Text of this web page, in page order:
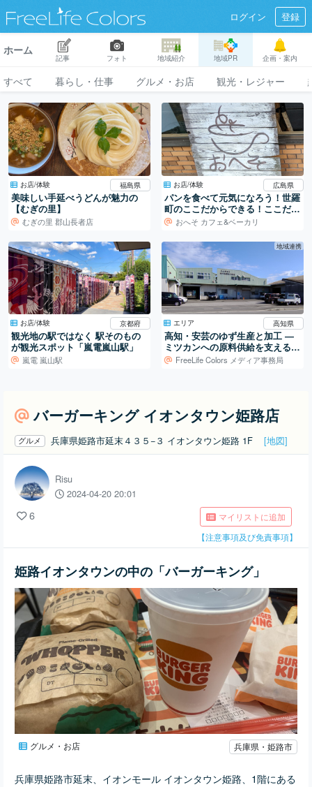
ログイン 登録
ホーム
記事 フォト 地域紹介 地域PR 企画・案内
すべて 暮らし・仕事 グルメ・お店 観光・レジャー
お店/体験 福島県
美味しい手延べうどんが魅力の
【むぎの里】
むぎの里 郡山長者店
お店/体験 広島県
パンを食べて元気になろう！世羅
町のここだからできる！ここだけ
の伝統製法のパンーおへそカフェ
町）
おへそ カフェ&ベーカリ
お店/体験 京都府
観光地の駅ではなく 駅そのもの
が観光スポット「嵐電嵐山駅」
嵐電 嵐山駅
地域連携
エリア 高知県
高知・安芸のゆず生産と加工 ―
ミツカンへの原料供給を支える仕
組みFreeLife Colors メディア事務局
バーガーキング イオンタウン姫路店
グルメ 兵庫県姫路市延末４３５−３ イオンタウン姫路 1F [地図]
Risu
2024-04-20 20:01
6
マイリストに追加
【注意事項及び免責事項】
姫路イオンタウンの中の「バーガーキング」
グルメ・お店 兵庫県・姫路市
兵庫県姫路市延末、イオンモール イオンタウン姫路、1階にある